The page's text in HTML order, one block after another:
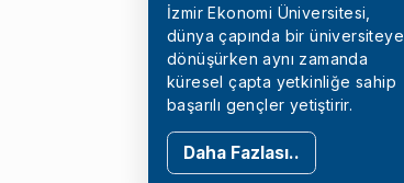
İzmir Ekonomi Üniversitesi,
dünya çapında bir üniversiteye
dönüşürken aynı zamanda
küresel çapta yetkinliğe sahip
başarılı gençler yetiştirir.
Daha Fazlası..